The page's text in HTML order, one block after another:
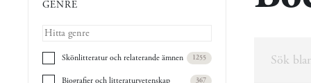
GENRE
Skönlitteratur och relaterande ämnen 1255
Biografier och litteraturvetenskap 367